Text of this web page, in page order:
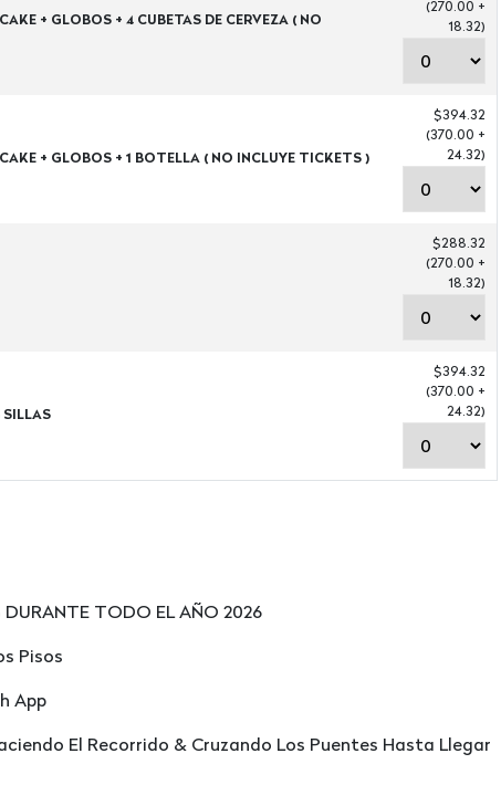
+ GLOBOS + 4 CUBETAS DE CERVEZA ( NO
(270.00 +
18.32)
+ GLOBOS + 1 BOTELLA ( NO INCLUYE TICKETS )
$394.32
(370.00 +
24.32)
$288.32
(270.00 +
18.32)
SILLAS
$394.32
(370.00 +
24.32)
TODO EL AÑO 2026
Pisos
App
El Recorrido & Cruzando Los Puentes Hasta Llegar